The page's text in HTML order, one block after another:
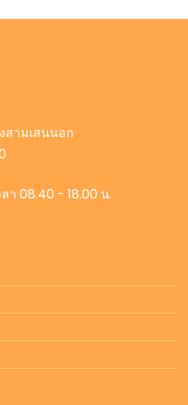
สามเสนนอก
า 08.40 - 18.00 น.